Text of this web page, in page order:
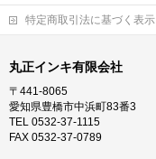
特定商取引法に基づく表示
丸正インキ有限会社
〒441-8065
愛知県豊橋市中浜町83番3
TEL 0532-37-1115
FAX 0532-37-0789